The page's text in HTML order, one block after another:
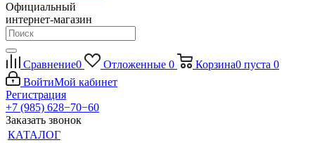
Официальный
интернет-магазин
Сравнение0 Отложенные 0 Корзина0 пуста 0
ВойтиМой кабинет
Регистрация
+7 (985) 628−70−60
Заказать звонок
КАТАЛОГ